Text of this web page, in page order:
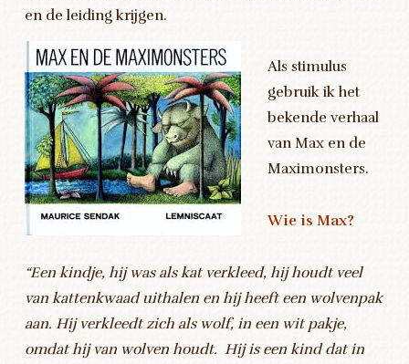
en de leiding krijgen.
Als stimulus
gebruik ik het
bekende verhaal
van Max en de
Maximonsters.
Wie is Max?
“Een kindje, hij was als kat verkleed, hij houdt veel
van kattenkwaad uithalen en hij heeft een wolvenpak
aan. Hij verkleedt zich als wolf, in een wit pakje,
omdat hij van wolven houdt. Hij is een kind dat in